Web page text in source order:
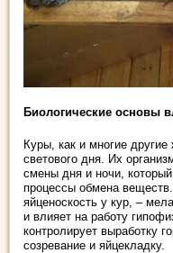
Биологические основы
Куры, как и многие
светового дня. Их
смены дня и ночи,
процессы обмена
яйценоскость у кур, –
и влияет на работу
контролирует выработку
созревание и яйцекладку.